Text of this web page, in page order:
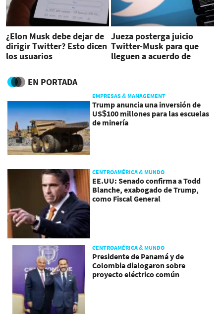
¿Elon Musk debe dejar de
dirigir Twitter? Esto dicen
los usuarios
Jueza posterga juicio
Twitter-Musk para que
lleguen a acuerdo de
EN PORTADA
EMPRESAS & MANAGEMENT
Trump anuncia una inversión de
US$100 millones para las escuelas
de minería
CENTROAMÉRICA & MUNDO
EE.UU: Senado confirma a Todd
Blanche, exabogado de Trump,
como Fiscal General
CENTROAMÉRICA & MUNDO
Presidente de Panamá y de
Colombia dialogaron sobre
proyecto eléctrico común